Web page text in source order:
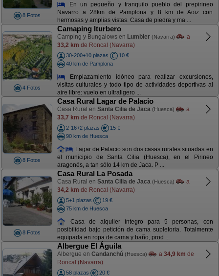
8 Fotos
En un pequeño y tranquilo pueblo del prepirineo
Navarro a 28km de Pamplona y 8 km de Aoiz con
hermosas y amplias vistas. Casa de piedra y ma ...
4 Fotos
Camaping Iturbero
Camping y Bungalows en Lumbier (Navarra)
a
33,2 km de Roncal (Navarra)
30-200+10 plazas
10 €
40 km de Pamplona
Emplazamiento idóneo para realizar excursiones,
visitas culturales y todo tipo de actividades deportivas al
aire libre: vuelo en ultraligero ...
8 Fotos
Casa Rural Lagar de Palacio
Casa Rural en Santa Cilia de Jaca (Huesca)
a
33,7 km de Roncal (Navarra)
2-16+2 plazas
15 €
90 km de Huesca
Lagar de Palacio son dos casas rurales situadas en
el municipio de Santa Cilia (Huesca), en el Pirineo
aragonés, a tan sólo 14 km de Jaca. P ...
8 Fotos
Casa Rural La Posada
Casa Rural en Santa Cilia de Jaca (Huesca)
a
34,2 km de Roncal (Navarra)
5+1 plazas
19 €
75 km de Huesca
Casa de alquiler íntegro para 5 personas, con
posibilidad bajo petición de cama supletoria. Totalmente
equipada en ropa de cama y baño, prod ...
Albergue El Águila
Albergue en Candanchú (Huesca) a 34,9 km de
Roncal (Navarra)
58 plazas
20 €